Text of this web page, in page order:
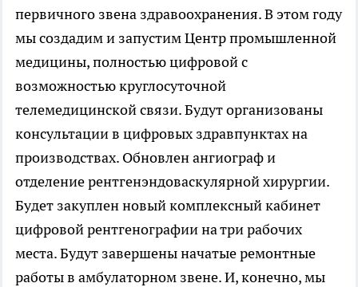
первичного звена здравоохранения. В этом году
мы создадим и запустим Центр промышленной
медицины, полностью цифровой с
возможностью круглосуточной
телемедицинской связи. Будут организованы
консультации в цифровых здравпунктах на
производствах. Обновлен ангиограф и
отделение рентгенэндоваскулярной хирургии.
Будет закуплен новый комплексный кабинет
цифровой рентгенографии на три рабочих
места. Будут завершены начатые ремонтные
работы в амбулаторном звене. И, конечно, мы